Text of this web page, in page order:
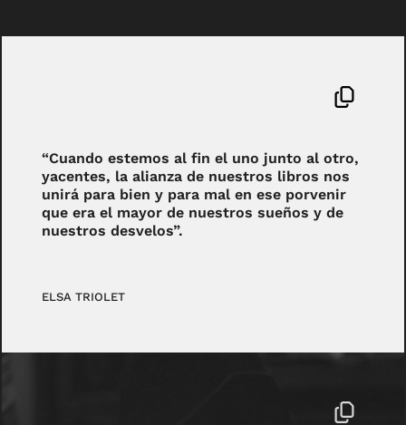
“Cuando estemos al fin el uno junto al otro,
yacentes, la alianza de nuestros libros nos
unirá para bien y para mal en ese porvenir
que era el mayor de nuestros sueños y de
nuestros desvelos”.
ELSA TRIOLET